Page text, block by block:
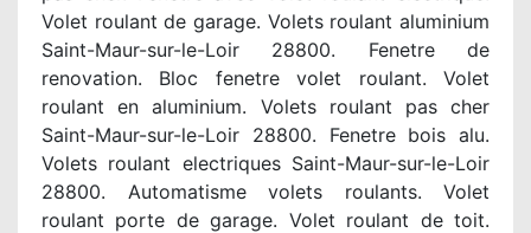
Volet roulant de garage. Volets roulant aluminium
Saint-Maur-sur-le-Loir 28800. Fenetre de
renovation. Bloc fenetre volet roulant. Volet
roulant en aluminium. Volets roulant pas cher
Saint-Maur-sur-le-Loir 28800. Fenetre bois alu.
Volets roulant electriques Saint-Maur-sur-le-Loir
28800. Automatisme volets roulants. Volet
roulant porte de garage. Volet roulant de toit.